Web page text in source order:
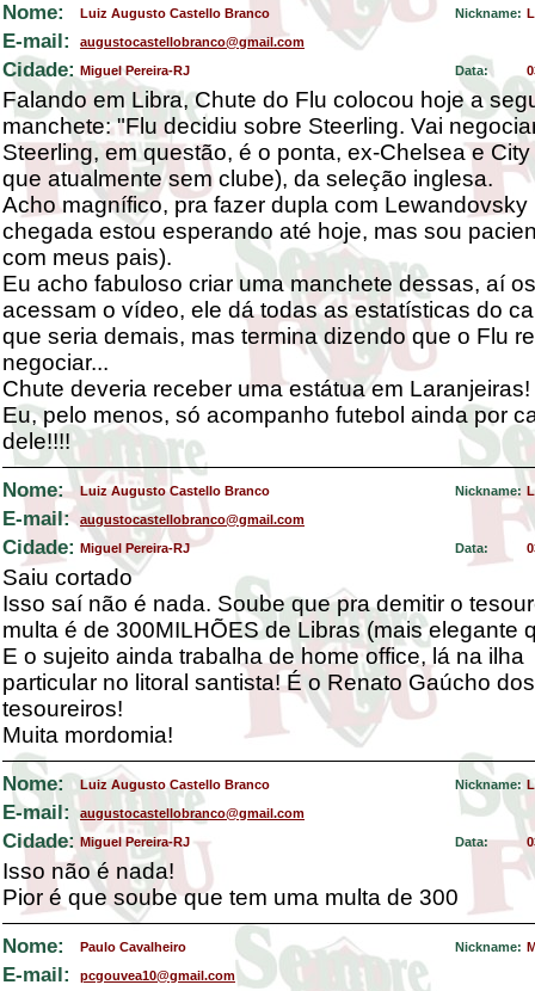
Nome: Luiz Augusto Castello Branco Nickname:
E-mail: augustocastellobranco@gmail.com
Cidade: Miguel Pereira-RJ Data:
Falando em Libra, Chute do Flu colocou hoje a
manchete: "Flu decidiu sobre Steerling. Vai
Steerling, em questão, é o ponta, ex-Chelsea e
que atualmente sem clube), da seleção inglesa.
Acho magnífico, pra fazer dupla com Lewandovsky
chegada estou esperando até hoje, mas sou
com meus pais).
Eu acho fabuloso criar uma manchete dessas, aí
acessam o vídeo, ele dá todas as estatísticas do
que seria demais, mas termina dizendo que o Flu
negociar...
Chute deveria receber uma estátua em Laranjeiras!
Eu, pelo menos, só acompanho futebol ainda por
dele!!!!
Nome: Luiz Augusto Castello Branco Nickname:
E-mail: augustocastellobranco@gmail.com
Cidade: Miguel Pereira-RJ Data:
Saiu cortado
Isso saí não é nada. Soube que pra demitir o
multa é de 300MILHÕES de Libras (mais elegante
E o sujeito ainda trabalha de home office, lá na ilha
particular no litoral santista! É o Renato Gaúcho dos
tesoureiros!
Muita mordomia!
Nome: Luiz Augusto Castello Branco Nickname:
E-mail: augustocastellobranco@gmail.com
Cidade: Miguel Pereira-RJ Data:
Isso não é nada!
Pior é que soube que tem uma multa de 300
Nome: Paulo Cavalheiro Nickname:
E-mail: pcgouvea10@gmail.com